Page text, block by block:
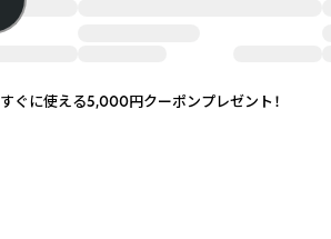
すぐに使える5,000円クーポンプレゼント！